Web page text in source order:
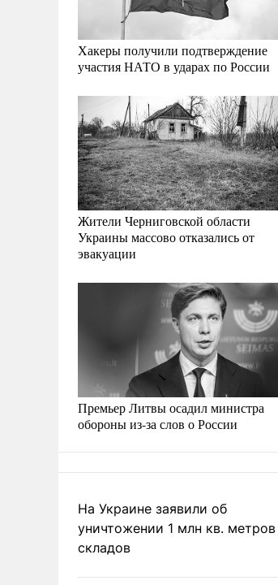
Хакеры получили подтверждение
участия НАТО в ударах по России
Жители Черниговской области
Украины массово отказались от
эвакуации
Премьер Литвы осадил министра
обороны из-за слов о России
На Украине заявили об
уничтожении 1 млн кв. метров
складов